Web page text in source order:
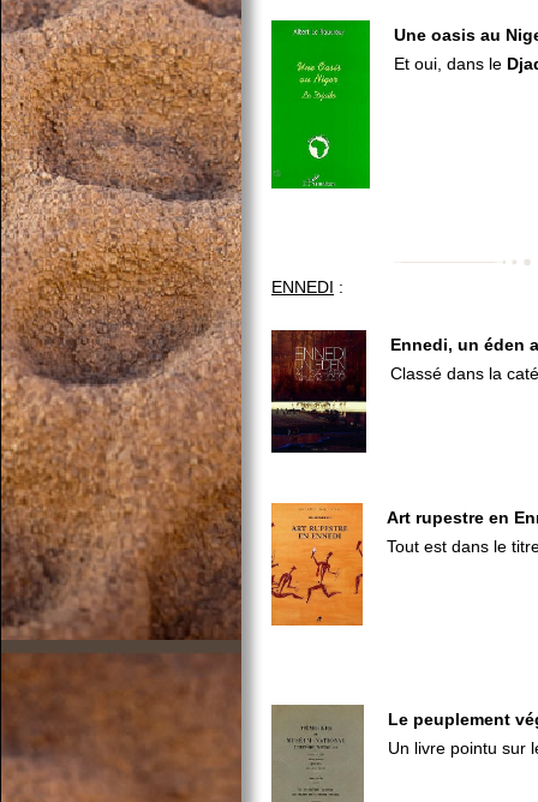
Une oasis au
Et oui, dans le
ENNEDI :
Ennedi, un éden
Classé dans la
Art rupestre en
Tout est dans le
Le peuplement
Un livre pointu sur